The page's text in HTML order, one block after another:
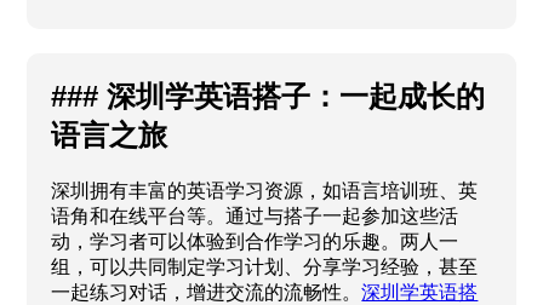
### 深圳学英语搭子：一起成长的
语言之旅
深圳拥有丰富的英语学习资源，如语言培训班、英
语角和在线平台等。通过与搭子一起参加这些活
动，学习者可以体验到合作学习的乐趣。两人一
组，可以共同制定学习计划、分享学习经验，甚至
一起练习对话，增进交流的流畅性。深圳学英语搭